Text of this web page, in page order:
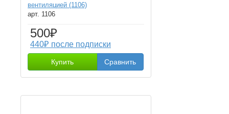
вентиляцией (1106)
арт. 1106
500₽
440₽ после подписки
Купить Сравнить